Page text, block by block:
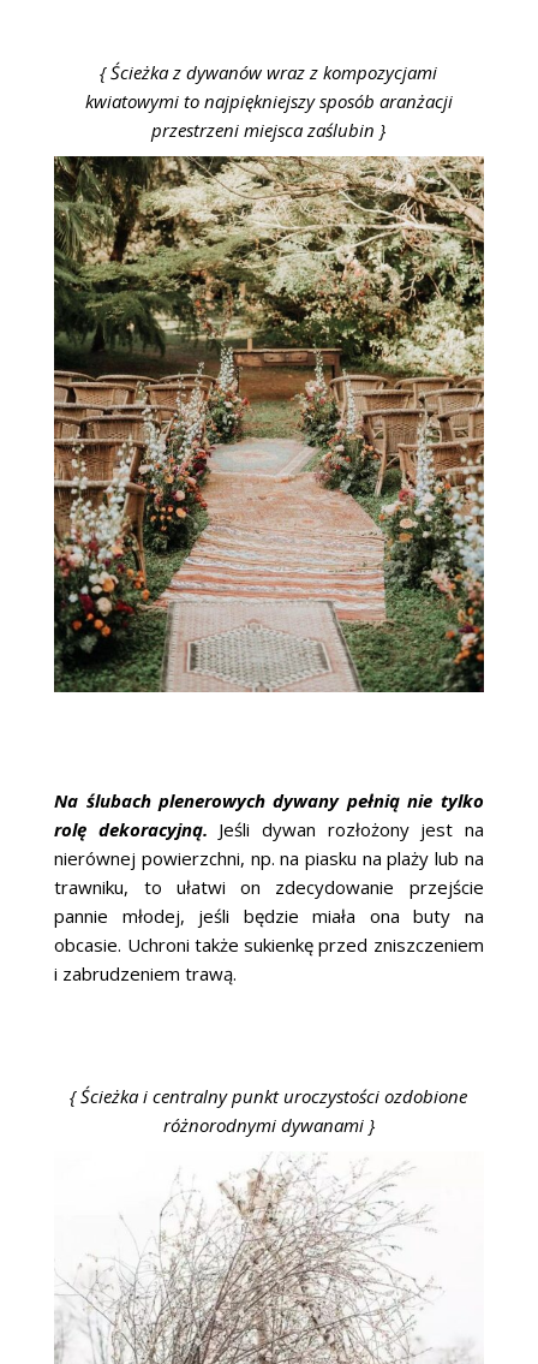
{ Ścieżka z dywanów wraz z kompozycjami
kwiatowymi to najpiękniejszy sposób aranżacji
przestrzeni miejsca zaślubin }
Na ślubach plenerowych dywany pełnią nie tylko
rolę dekoracyjną. Jeśli dywan rozłożony jest na
nierównej powierzchni, np. na piasku na plaży lub na
trawniku, to ułatwi on zdecydowanie przejście
pannie młodej, jeśli będzie miała ona buty na
obcasie. Uchroni także sukienkę przed zniszczeniem
i zabrudzeniem trawą.
{ Ścieżka i centralny punkt uroczystości ozdobione
różnorodnymi dywanami }